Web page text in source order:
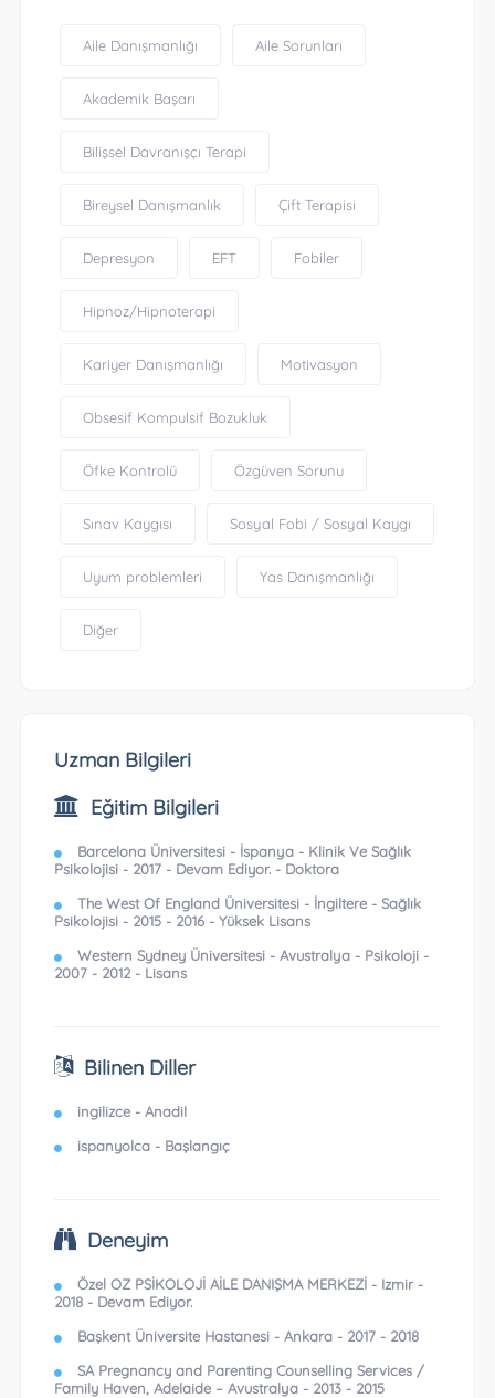
Aile Danışmanlığı Aile Sorunları
Akademik Başarı
Bilişsel Davranışçı Terapi
Bireysel Danışmanlık Çift Terapisi
Depresyon EFT Fobiler
Hipnoz/Hipnoterapi
Kariyer Danışmanlığı Motivasyon
Obsesif Kompulsif Bozukluk
Öfke Kontrolü Özgüven Sorunu
Sınav Kaygısı Sosyal Fobi / Sosyal Kaygı
Uyum problemleri Yas Danışmanlığı
Diğer
Uzman Bilgileri
Eğitim Bilgileri
Barcelona Üniversitesi - İspanya - Klinik Ve Sağlık
Psikolojisi - 2017 - Devam Ediyor. - Doktora
The West Of England Üniversitesi - İngiltere - Sağlık
Psikolojisi - 2015 - 2016 - Yüksek Lisans
Western Sydney Üniversitesi - Avustralya - Psikoloji -
2007 - 2012 - Lisans
Bilinen Diller
ingilizce - Anadil
ispanyolca - Başlangıç
Deneyim
Özel OZ PSİKOLOJİ AİLE DANIŞMA MERKEZİ - Izmir -
2018 - Devam Ediyor.
Başkent Üniversite Hastanesi - Ankara - 2017 - 2018
SA Pregnancy and Parenting Counselling Services /
Family Haven, Adelaide – Avustralya - 2013 - 2015